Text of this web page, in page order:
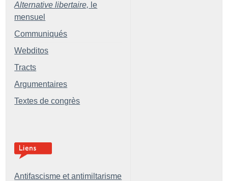
Alternative libertaire, le
mensuel
Communiqués
Webditos
Tracts
Argumentaires
Textes de congrès
Antifascisme et antimiltarisme